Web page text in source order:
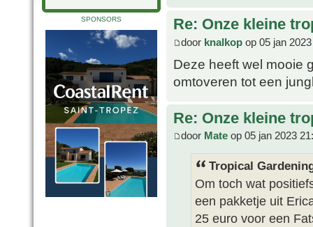
SPONSORS Re: Onze kleine
door knalkop op 05 jan
Deze heeft wel mooie
omtoveren tot een
Re: Onze kleine
door Mate op 05 jan 2023
Tropical
Om toch wat
een pakketje uit
25 euro voor een